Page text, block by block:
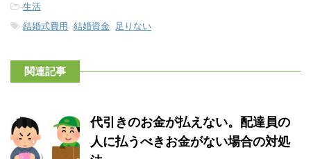
-生活
-結婚式費用 , 結婚資金, 足りない
関連記事
代引きのお金が払えない。配達員の
人に払うべきお金がない場合の対処